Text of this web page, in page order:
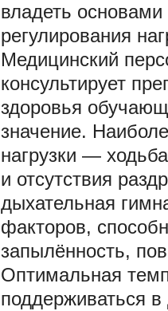
владеть
регулирования
Медицинский
консультирует
здоровья
значение.
нагрузки —
и отсутствия
дыхательная
факторов,
запылённость,
Оптимальная
поддерживаться в